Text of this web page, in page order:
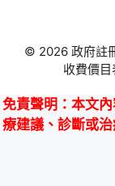
© 2026 政府註
收費價目
免責聲明 ：本文
療建議、診斷或